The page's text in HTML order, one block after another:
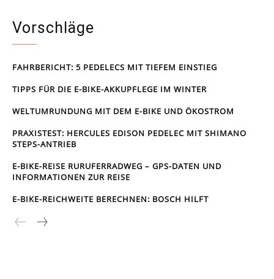
Vorschläge
FAHRBERICHT: 5 PEDELECS MIT TIEFEM EINSTIEG
TIPPS FÜR DIE E-BIKE-AKKUPFLEGE IM WINTER
WELTUMRUNDUNG MIT DEM E-BIKE UND ÖKOSTROM
PRAXISTEST: HERCULES EDISON PEDELEC MIT SHIMANO
STEPS-ANTRIEB
E-BIKE-REISE RUR­UFER­RAD­WEG – GPS-DATEN UND
INFORMATIONEN ZUR REISE
E-BIKE-REICHWEITE BERECHNEN: BOSCH HILFT